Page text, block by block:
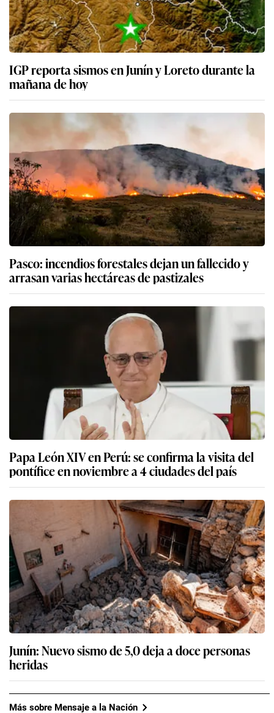
IGP reporta sismos en Junín y Loreto durante la
mañana de hoy
Pasco: incendios forestales dejan un fallecido y
arrasan varias hectáreas de pastizales
Papa León XIV en Perú: se confirma la visita del
pontífice en noviembre a 4 ciudades del país
Junín: Nuevo sismo de 5,0 deja a doce personas
heridas
Más sobre Mensaje a la Nación